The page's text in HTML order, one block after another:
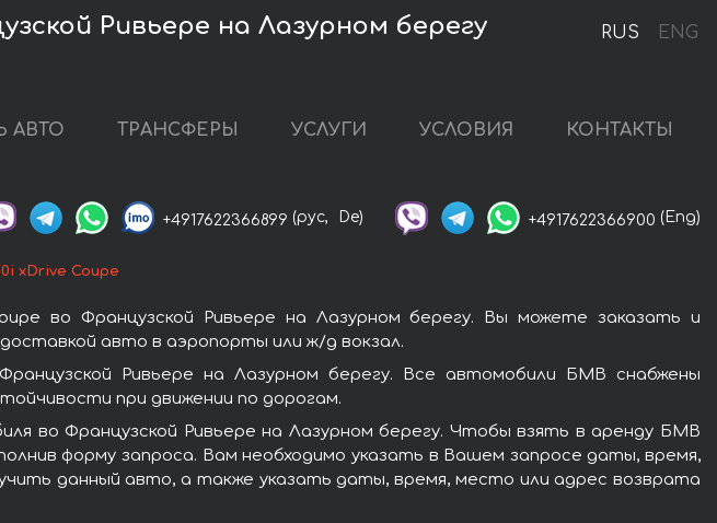
RUS ENG
Ривьере на Лазурном берегу
АВТО ТРАНСФЕРЫ УСЛУГИ УСЛОВИЯ КОНТАКТЫ
+4917622366899 (рус, De) +4917622366900 (Eng)
xDrive Coupe
во Французской Ривьере на Лазурном берегу. Вы можете заказать и
авто в аэропорты или ж/д вокзал.
Ривьере на Лазурном берегу. Все автомобили БМВ снабжены
при движении по дорогам.
во Французской Ривьере на Лазурном берегу. Чтобы взять в аренду БМВ
форму запроса. Вам необходимо указать в Вашем запросе даты, время,
данный авто, а также указать даты, время, место или адрес возврата